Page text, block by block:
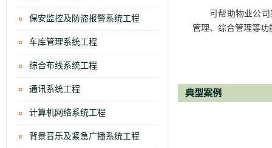
可帮助物业公
管理、综合管理等功
典型案例
保安监控及防盗报警系统工程
车库管理系统工程
综合布线系统工程
通讯系统工程
计算机网络系统工程
背景音乐及紧急广播系统工程